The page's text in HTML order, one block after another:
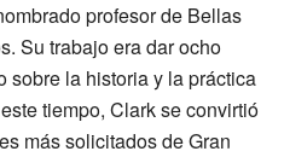
profesor de Bellas
Su trabajo era dar ocho
sobre la historia y la práctica
tiempo, Clark se convirtió
más solicitados de Gran